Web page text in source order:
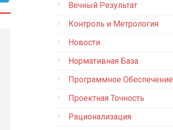
Вечный Результат
Контроль и Метрология
Новости
Нормативная База
Программное Обеспечение
Проектная Точность
Рационализация